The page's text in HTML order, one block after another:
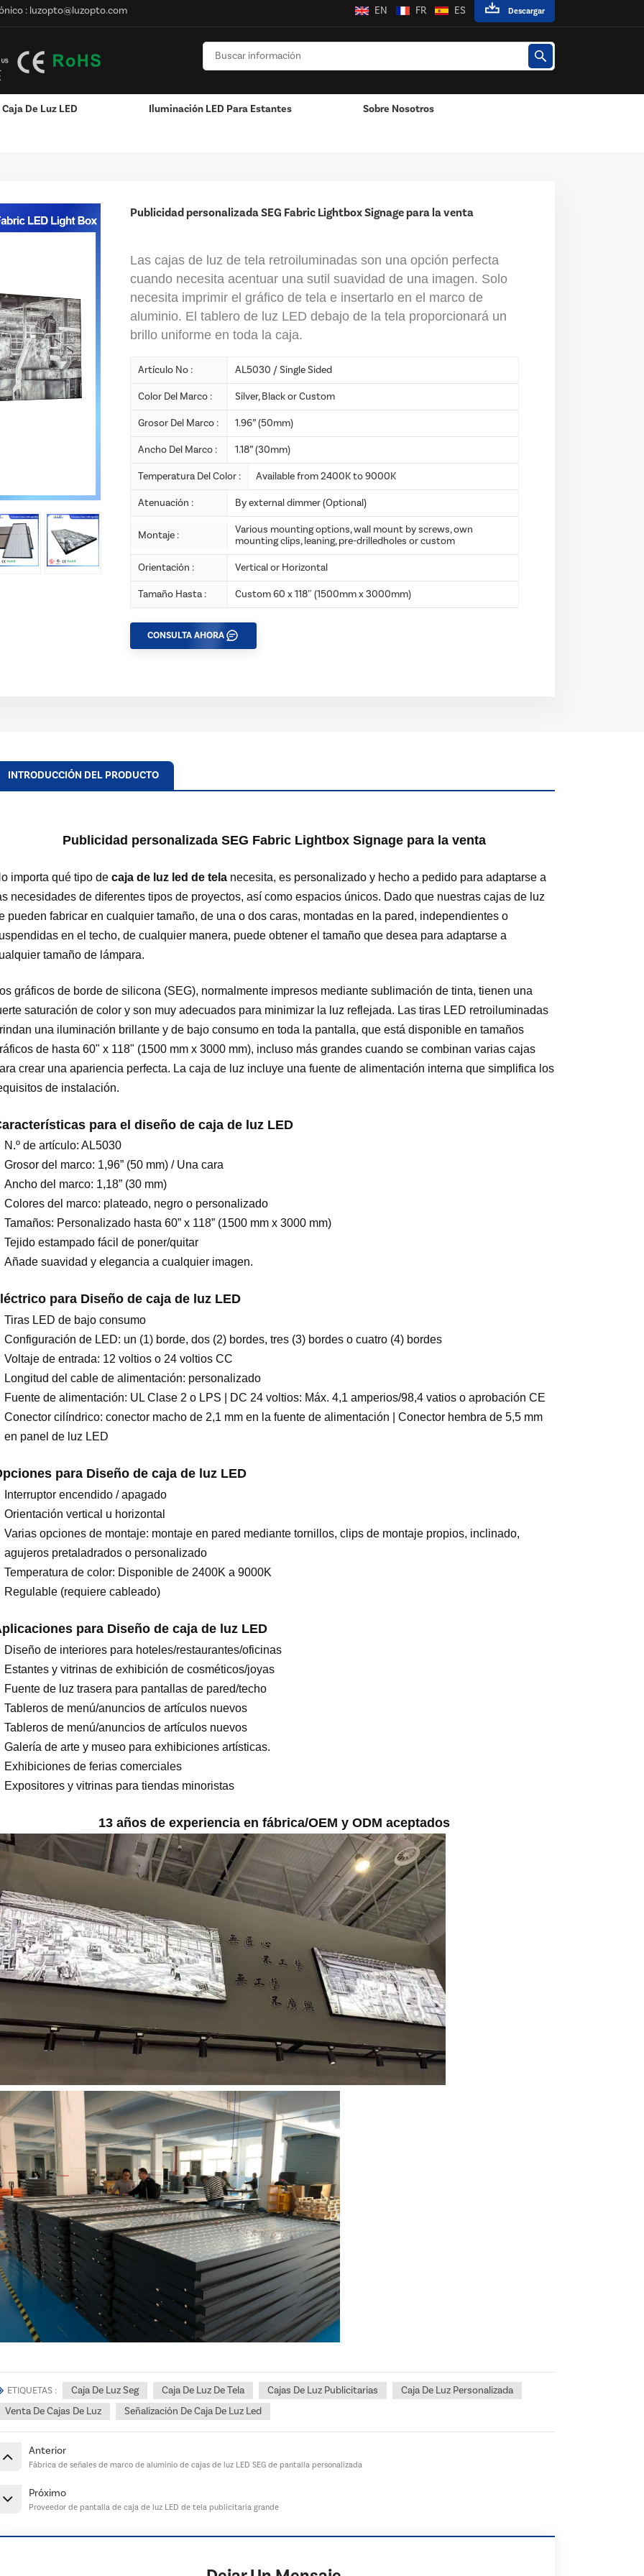
: luzopto@luzopto.com Descargar
EN FR ES
Caja De Luz LED Iluminación LED Para Estantes Sobre Nosotros
Publicidad personalizada SEG Fabric Lightbox Signage para la venta
Las cajas de luz de tela retroiluminadas son una opción perfecta
cuando necesita acentuar una sutil suavidad de una imagen. Solo
necesita imprimir el gráfico de tela e insertarlo en el marco de
aluminio. El tablero de luz LED debajo de la tela proporcionará un
brillo uniforme en toda la caja.
Artículo No : AL5030 / Single Sided
Color Del Marco : Silver, Black or Custom
Grosor Del Marco : 1.96” (50mm)
Ancho Del Marco : 1.18” (30mm)
Temperatura Del Color : Available from 2400K to 9000K
Atenuación : By external dimmer (Optional)
Montaje :
Various mounting options, wall mount by screws, own
mounting clips, leaning, pre-drilledholes or custom
Orientación : Vertical or Horizontal
Tamaño Hasta : Custom 60 x 118″ (1500mm x 3000mm)
CONSULTA AHORA
INTRODUCCIÓN DEL PRODUCTO
Publicidad personalizada SEG Fabric Lightbox Signage para la venta
importa qué tipo de caja de luz led de tela necesita, es personalizado y hecho a pedido para adaptarse a
necesidades de diferentes tipos de proyectos, así como espacios únicos. Dado que nuestras cajas de luz
pueden fabricar en cualquier tamaño, de una o dos caras, montadas en la pared, independientes o
en el techo, de cualquier manera, puede obtener el tamaño que desea para adaptarse a
tamaño de lámpara.
gráficos de borde de silicona (SEG), normalmente impresos mediante sublimación de tinta, tienen una
saturación de color y son muy adecuados para minimizar la luz reflejada. Las tiras LED retroiluminadas
una iluminación brillante y de bajo consumo en toda la pantalla, que está disponible en tamaños
de hasta 60" x 118" (1500 mm x 3000 mm), incluso más grandes cuando se combinan varias cajas
crear una apariencia perfecta. La caja de luz incluye una fuente de alimentación interna que simplifica los
de instalación.
para el diseño de caja de luz LED
N.º de artículo: AL5030
Grosor del marco: 1,96” (50 mm) / Una cara
Ancho del marco: 1,18” (30 mm)
Colores del marco: plateado, negro o personalizado
Tamaños: Personalizado hasta 60” x 118” (1500 mm x 3000 mm)
Tejido estampado fácil de poner/quitar
Añade suavidad y elegancia a cualquier imagen.
para Diseño de caja de luz LED
Tiras LED de bajo consumo
Configuración de LED: un (1) borde, dos (2) bordes, tres (3) bordes o cuatro (4) bordes
Voltaje de entrada: 12 voltios o 24 voltios CC
Longitud del cable de alimentación: personalizado
Fuente de alimentación: UL Clase 2 o LPS | DC 24 voltios: Máx. 4,1 amperios/98,4 vatios o aprobación CE
Conector cilíndrico: conector macho de 2,1 mm en la fuente de alimentación | Conector hembra de 5,5 mm
en panel de luz LED
para Diseño de caja de luz LED
Interruptor encendido / apagado
Orientación vertical u horizontal
Varias opciones de montaje: montaje en pared mediante tornillos, clips de montaje propios, inclinado,
agujeros pretaladrados o personalizado
Temperatura de color: Disponible de 2400K a 9000K
Regulable (requiere cableado)
para Diseño de caja de luz LED
Diseño de interiores para hoteles/restaurantes/oficinas
Estantes y vitrinas de exhibición de cosméticos/joyas
Fuente de luz trasera para pantallas de pared/techo
Tableros de menú/anuncios de artículos nuevos
Tableros de menú/anuncios de artículos nuevos
Galería de arte y museo para exhibiciones artísticas.
Exhibiciones de ferias comerciales
Expositores y vitrinas para tiendas minoristas
13 años de experiencia en fábrica/OEM y ODM aceptados
ETIQUETAS : Caja De Luz Seg Caja De Luz De Tela Cajas De Luz Publicitarias
Caja De Luz Personalizada
Venta De Cajas De Luz
Señalización De Caja De Luz Led
Anterior
Fábrica de señales de marco de aluminio de cajas de luz LED SEG de pantalla personalizada
Próximo
Proveedor de pantalla de caja de luz LED de tela publicitaria grande